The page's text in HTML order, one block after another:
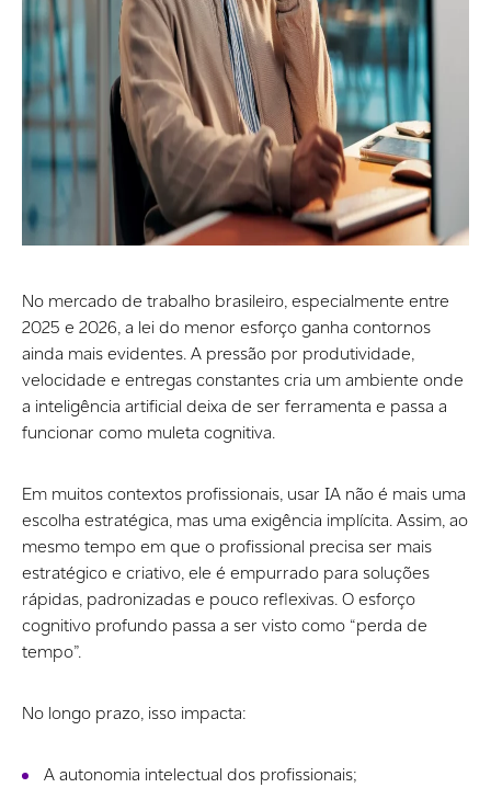
No mercado de trabalho brasileiro, especialmente entre
2025 e 2026, a lei do menor esforço ganha contornos
ainda mais evidentes. A pressão por produtividade,
velocidade e entregas constantes cria um ambiente onde
a inteligência artificial deixa de ser ferramenta e passa a
funcionar como muleta cognitiva.
Em muitos contextos profissionais, usar IA não é mais uma
escolha estratégica, mas uma exigência implícita. Assim, ao
mesmo tempo em que o profissional precisa ser mais
estratégico e criativo, ele é empurrado para soluções
rápidas, padronizadas e pouco reflexivas. O esforço
cognitivo profundo passa a ser visto como “perda de
tempo”.
No longo prazo, isso impacta:
A autonomia intelectual dos profissionais;